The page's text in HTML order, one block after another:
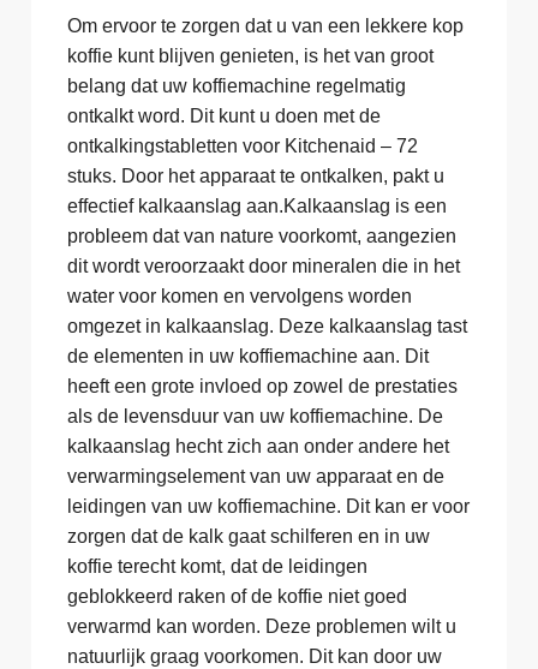
Om ervoor te zorgen dat u van een lekkere kop
koffie kunt blijven genieten, is het van groot
belang dat uw koffiemachine regelmatig
ontkalkt word. Dit kunt u doen met de
ontkalkingstabletten voor Kitchenaid – 72
stuks. Door het apparaat te ontkalken, pakt u
effectief kalkaanslag aan.Kalkaanslag is een
probleem dat van nature voorkomt, aangezien
dit wordt veroorzaakt door mineralen die in het
water voor komen en vervolgens worden
omgezet in kalkaanslag. Deze kalkaanslag tast
de elementen in uw koffiemachine aan. Dit
heeft een grote invloed op zowel de prestaties
als de levensduur van uw koffiemachine. De
kalkaanslag hecht zich aan onder andere het
verwarmingselement van uw apparaat en de
leidingen van uw koffiemachine. Dit kan er voor
zorgen dat de kalk gaat schilferen en in uw
koffie terecht komt, dat de leidingen
geblokkeerd raken of de koffie niet goed
verwarmd kan worden. Deze problemen wilt u
natuurlijk graag voorkomen. Dit kan door uw